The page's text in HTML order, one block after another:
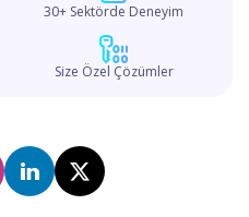
30+ Sektörde Deneyim
Size Özel Çözümler